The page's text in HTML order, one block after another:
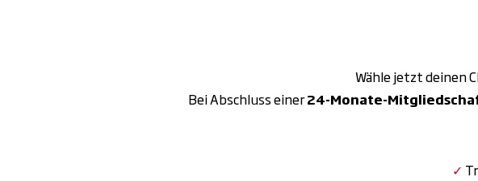
Wähle jetzt deinen
Bei Abschluss einer24-Monate-
✓